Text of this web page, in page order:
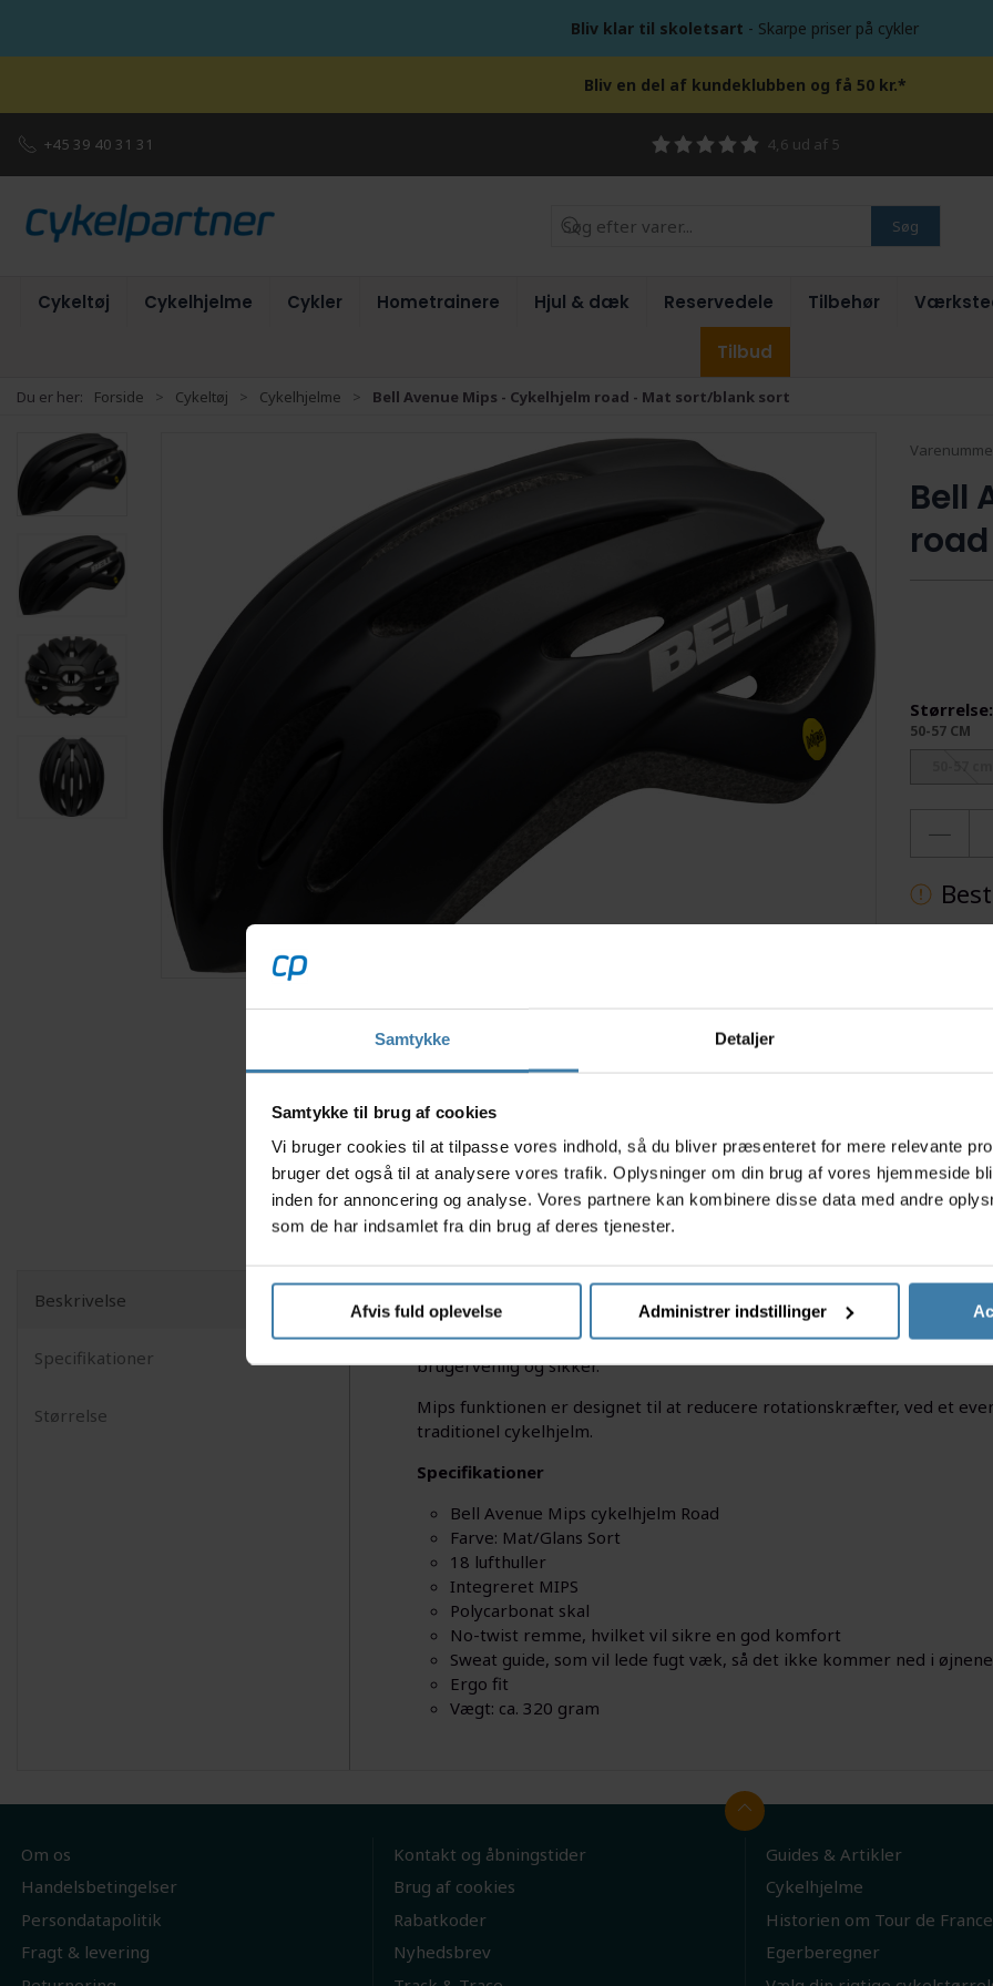
Samtykke Detaljer
Samtykke til brug af cookies
Vi bruger cookies til at tilpasse vores indhold, så du bliver præsenteret for mere relevante
bruger det også til at analysere vores trafik. Oplysninger om din brug af vores hjemmeside
inden for annoncering og analyse. Vores partnere kan kombinere disse data med andre
som de har indsamlet fra din brug af deres tjenester.
Afvis fuld oplevelse Administrer indstillinger
Bliv klar til skoletsart - Skarpe priser på cykler
Bliv en del af kundeklubben og få 50 kr.*
+45 39 40 31 31 4,6 ud af 5
Søg
Cykeltøj Cykelhjelme Cykler Hometrainere Hjul & dæk Reservedele Tilbehør
Tilbud
Du er her: Forside Cykeltøj Cykelhjelme Bell Avenue Mips - Cykelhjelm road - Mat sort/blank sort
Bell
Størrelse:
50-57 CM
Beskrivelse
Specifikationer
Størrelse
Bell Avenue er et cykelhjelm med høj værdi for pengene. Den
ventilering under hjelmen. Deres Ergo-fit drejesystem bagpå er fuldt
brugervenlig og sikker.
Mips funktionen er designet til at reducere rotationskræfter, ved et
traditionel cykelhjelm.
Specifikationer
Bell Avenue Mips cykelhjelm Road
Farve: Mat/Glans Sort
18 lufthuller
Integreret MIPS
Polycarbonat skal
No-twist remme, hvilket vil sikre en god komfort
Sweat guide, som vil lede fugt væk, så det ikke kommer ned i øjnene
Ergo fit
Vægt: ca. 320 gram
Om os
Handelsbetingelser
Persondatapolitik
Fragt & levering
Kontakt og åbningstider
Brug af cookies
Rabatkoder
Nyhedsbrev
Guides & Artikler
Cykelhjelme
Historien om Tour de France
Egerberegner